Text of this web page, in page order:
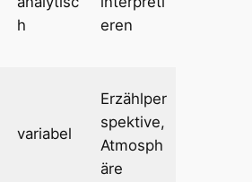
h
eren
variabel
Erzählper
spektive,
Atmosph
äre